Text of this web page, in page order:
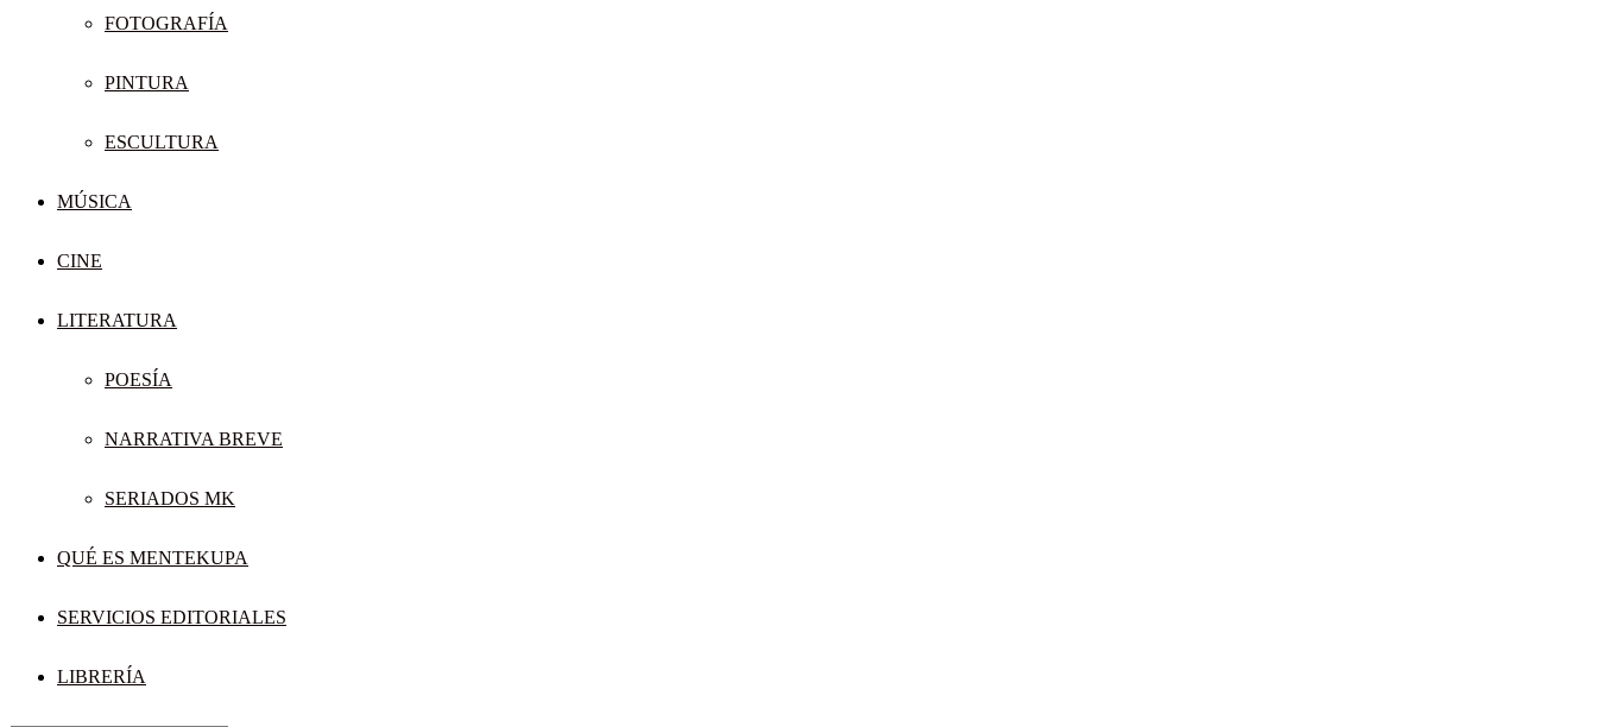
FOTOGRAFÍA
PINTURA
ESCULTURA
MÚSICA
CINE
LITERATURA
POESÍA
NARRATIVA BREVE
SERIADOS MK
QUÉ ES MENTEKUPA
SERVICIOS EDITORIALES
LIBRERÍA